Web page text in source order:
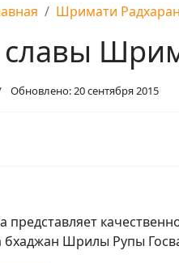
Шримати
Обновлено: 20 сентября 2015
представляет
бхаджан Шрилы Рупы